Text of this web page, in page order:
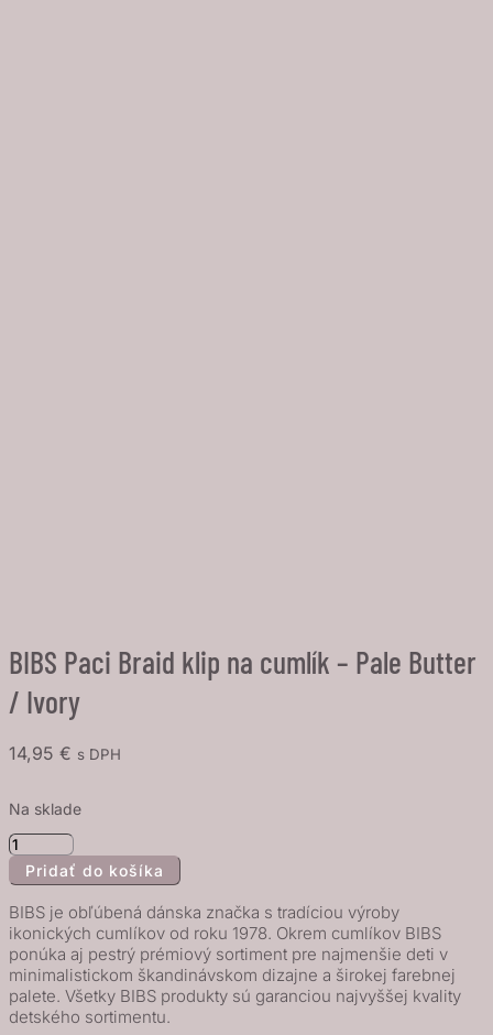
BIBS Paci Braid klip na cumlík – Pale Butter
/ Ivory
14,95 € s DPH
Na sklade
množstvo
BIBS
Braid
klip
na
cumlík
Pridať do košíka
BIBS je obľúbená dánska značka s tradíciou výroby
ikonických cumlíkov od roku 1978. Okrem cumlíkov BIBS
ponúka aj pestrý prémiový sortiment pre najmenšie deti v
minimalistickom škandinávskom dizajne a širokej farebnej
palete. Všetky BIBS produkty sú garanciou najvyššej kvality
detského sortimentu.